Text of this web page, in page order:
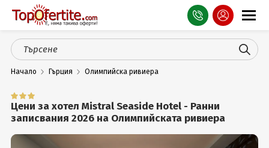
Оферти
СПА
Планина
Начало Гърция Олимпийска ривиера
Цени за хотел Mistral Seaside Hotel - Ранни
записвания 2026 на Олимпийската ривиера